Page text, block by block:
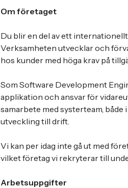
Om företaget
Du blir en del av ett
Verksamheten utvecklar och
hos kunder med höga krav på
Som Software Development
applikation och ansvar för
samarbete med systerteam,
utveckling till drift.
Vi kan per idag inte gå ut med
vilket företag vi rekryterar till
Arbetsuppgifter